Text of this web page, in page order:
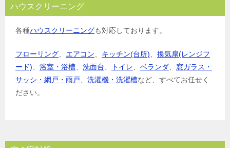
ハウスクリーニング
各種ハウスクリーニングも対応しております。
フローリング エアコン キッチン(台所)
換気扇(レンジフ
ード)
浴室・浴槽 洗面台 トイレ ベランダ
窓ガラス・
サッシ・網戸・雨戸
洗濯機・洗濯槽など、すべてお任せく
ださい。